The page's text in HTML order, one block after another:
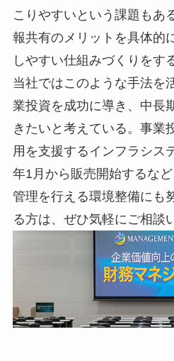
こりやすいという課題もあ
報共有のメリットを具体的
しやすい仕組みづくりをす
当社ではこのような手法を
業投資を成功に導き、中長
きたいと考えている。事業
用を支援するインフラシス
年1月から販売開始するな
管理を行える環境整備にも
る方は、ぜひ気軽にご相談